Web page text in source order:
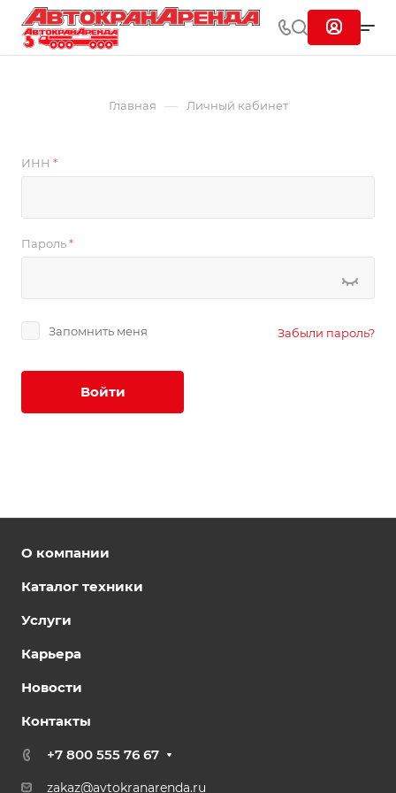
Главная — Личный кабинет
ИНН *
Пароль*
Запомнить меня Забыли пароль?
Войти
О компании
Каталог техники
Услуги
Карьера
Новости
Контакты
+7 800 555 76 67
zakaz@avtokranarenda.ru